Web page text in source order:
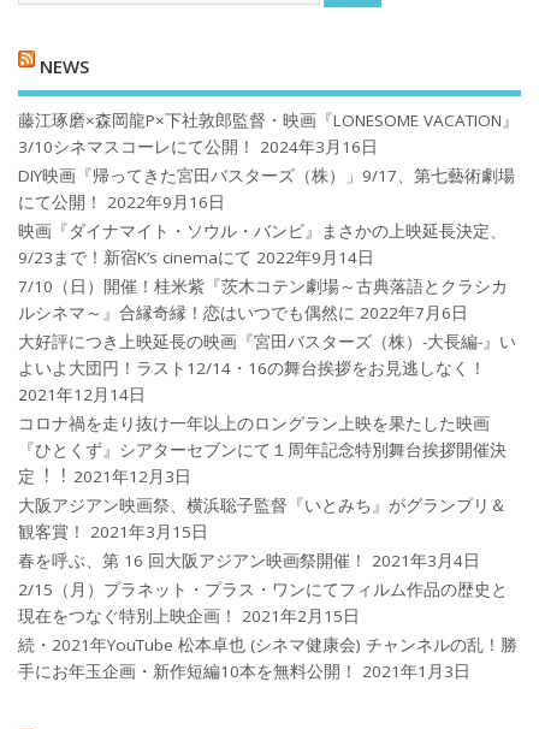
NEWS
藤江琢磨×森岡龍P×下社敦郎監督・映画『LONESOME VACATION』
3/10シネマスコーレにて公開！
2024年3月16日
DIY映画『帰ってきた宮田バスターズ（株）」9/17、第七藝術劇場
にて公開！
2022年9月16日
映画『ダイナマイト・ソウル・バンビ』まさかの上映延長決定、
9/23まで！新宿K’s cinemaにて 2022年9月14日
7/10（日）開催！桂米紫『茨木コテン劇場～古典落語とクラシカ
ルシネマ～』合縁奇縁！恋はいつでも偶然に 2022年7月6日
大好評につき上映延長の映画『宮田バスターズ（株）-大長編-』い
よいよ大団円！ラスト12/14・16の舞台挨拶をお見逃しなく！
2021年12月14日
コロナ禍を⾛り抜け⼀年以上のロングラン上映を果たした映画
『ひとくず』シアターセブンにて１周年記念特別舞台挨拶開催決
定︕︕ 2021年12月3日
大阪アジアン映画祭、横浜聡子監督『いとみち』がグランプリ＆
観客賞！
2021年3月15日
春を呼ぶ、第 16 回大阪アジアン映画祭開催！
2021年3月4日
2/15（月）プラネット・プラス・ワンにてフィルム作品の歴史と
現在をつなぐ特別上映企画！
2021年2月15日
続・2021年YouTube 松本卓也 (シネマ健康会) チャンネルの乱！勝
手にお年玉企画・新作短編10本を無料公開！
2021年1月3日